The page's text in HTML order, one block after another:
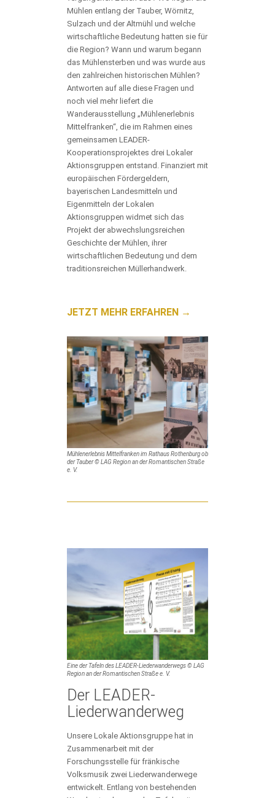
Mühlen entlang der Tauber, Wörnitz,
Sulzach und der Altmühl und welche
wirtschaftliche Bedeutung hatten sie für
die Region? Wann und warum begann
das Mühlensterben und was wurde aus
den zahlreichen historischen Mühlen?
Antworten auf alle diese Fragen und
noch viel mehr liefert die
Wanderausstellung „Mühlenerlebnis
Mittelfranken“, die im Rahmen eines
gemeinsamen LEADER-
Kooperationsprojektes drei Lokaler
Aktionsgruppen entstand. Finanziert mit
europäischen Fördergeldern,
bayerischen Landesmitteln und
Eigenmitteln der Lokalen
Aktionsgruppen widmet sich das
Projekt der abwechslungsreichen
Geschichte der Mühlen, ihrer
wirtschaftlichen Bedeutung und dem
traditionsreichen Müllerhandwerk.
JETZT MEHR ERFAHREN →
Mühlenerlebnis Mittelfranken im Rathaus Rothenburg ob
der Tauber © LAG Region an der Romantischen Straße
e. V.
Eine der Tafeln des LEADER-Liederwanderwegs © LAG
Region an der Romantischen Straße e. V.
Der LEADER-
Liederwanderweg
Unsere Lokale Aktionsgruppe hat in
Zusammenarbeit mit der
Forschungsstelle für fränkische
Volksmusik zwei Liederwanderwege
entwickelt. Entlang von bestehenden